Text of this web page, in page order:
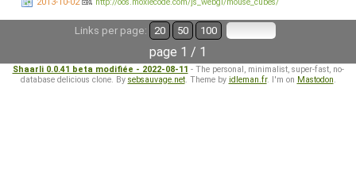
Links per page: 20 50 100
page 1 / 1
Shaarli 0.0.41 beta modifiée - 2022-08-11 - The personal, minimalist, super-fast, no-
database delicious clone. By sebsauvage.net. Theme by idleman.fr. I'm on Mastodon.